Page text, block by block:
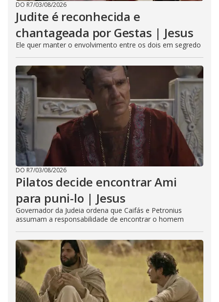
DO R7/03/08/2026
Judite é reconhecida e
chantageada por Gestas | Jesus
Ele quer manter o envolvimento entre os dois em segredo
DO R7/03/08/2026
Pilatos decide encontrar Ami
para puni-lo | Jesus
Governador da Judeia ordena que Caifás e Petronius
assumam a responsabilidade de encontrar o homem